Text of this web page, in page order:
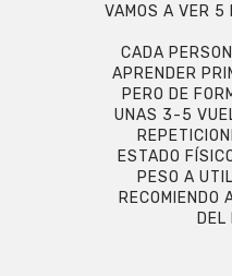
VAMOS A VER 5
CADA
APRENDER
PERO DE
UNAS 3-5
ESTADO
PESO A
RECOMIENDO